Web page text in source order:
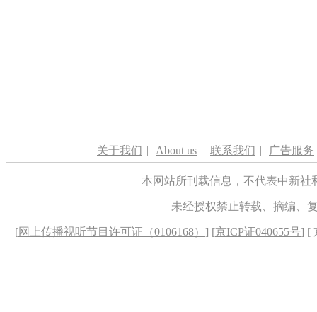
关于我们 | About us | 联系我们 | 广告服务
本网站所刊载信息，不代表中新
未经授权禁止转载、摘编、
[网上传播视听节目许可证（0106168） ] [京ICP证040655号] [